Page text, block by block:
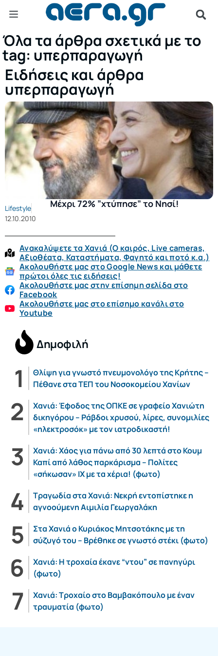
Όλα τα άρθρα σχετικά με το
tag: υπερπαραγωγή
Ειδήσεις και άρθρα
υπερπαραγωγή
Lifestyle
12.10.2010
Μέχρι 72% ”χτύπησε” το Νησί!
Ανακαλύψετε τα Χανιά (O καιρός, Live cameras,
Αξιοθέατα, Καταστήματα, Φαγητό και ποτό κ.α.)
Ακολουθήστε μας στο Google News και μάθετε
πρώτοι όλες τις ειδήσεις!
Ακολουθήστε μας στην επίσημη σελίδα στο
Facebook
Ακολουθήστε μας στο επίσημο κανάλι στο
Youtube
Δημοφιλή
Θλίψη για γνωστό πνευμονολόγο της Κρήτης –
Πέθανε στα ΤΕΠ του Νοσοκομείου Χανίων
Χανιά: Έφοδος της ΟΠΚΕ σε γραφείο Χανιώτη
δικηγόρου – Ράβδοι χρυσού, λίρες, συνομιλίες
«ηλεκτροσόκ» με τον ιατροδικαστή!
Χανιά: Χάος για πάνω από 30 λεπτά στο Κουμ
Καπί από λάθος παρκάρισμα – Πολίτες
«σήκωσαν» ΙΧ με τα χέρια! (φωτο)
Τραγωδία στα Χανιά: Νεκρή εντοπίστηκε η
αγνοούμενη Αιμιλία Γεωργαλάκη
Στα Χανιά ο Κυριάκος Μητσοτάκης με τη
σύζυγό του – Βρέθηκε σε γνωστό στέκι (φωτο)
Χανιά: Η τροχαία έκανε “ντου” σε πανηγύρι
(φωτο)
Χανιά: Τροχαίο στο Βαμβακόπουλο με έναν
τραυματία (φωτο)